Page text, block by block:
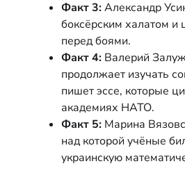
Факт 3:Александр
боксёрским халатом и
перед боями.
Факт 4: Валерий
продолжает изучать
пишет эссе, которые
академиях НАТО.
Факт 5: Марина
над которой учёные
украинскую